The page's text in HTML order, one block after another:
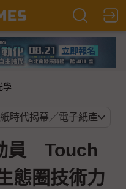
學
員 Touch
態圈技術力